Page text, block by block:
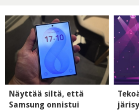
Näyttää siltä, että
Samsung onnistui